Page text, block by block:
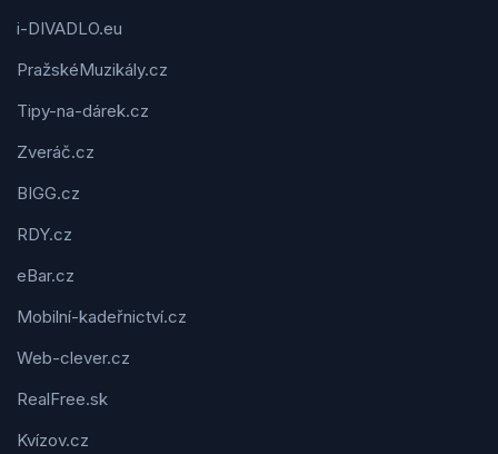
i-DIVADLO.eu
PražskéMuzikály.cz
Tipy-na-dárek.cz
Zveráč.cz
BIGG.cz
RDY.cz
eBar.cz
Mobilní-kadeřnictví.cz
Web-clever.cz
RealFree.sk
Kvízov.cz